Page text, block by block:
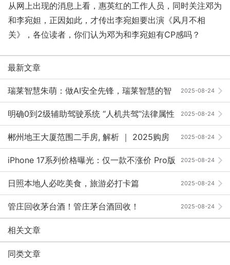
从网上出现的消息上看，惠英红的工作人员，同时关注邓为
和李宛妲，正因如此，才传出李宛妲要出演《风月不相
关》，各位读者，你们认为邓为和李宛妲有CP感吗？
最新文章
2025-08-24
瑞莱智慧朱萌：做AI安全先锋，瑞莱智慧的智
慧与担当 ｜ 2025向新·AI未来 2025-08-24
明确0到2级辅助驾驶系统 “人机共驾”法律属性
2025-08-24
郴州地王大厦范围二手房, 解析 ｜ 2025购房
必看攻略，避坑省钱秘籍，核心价值实测，抢抓30%优
惠！
2025-08-24
iPhone 17系列价格曝光：仅一款不涨价 Pro版
更具性价比 2025-08-24
日照本地人必吃美食，旅游必打卡篇
2025-08-24
管庄回收茅台酒！管庄茅台酒回收！
相关文章
同类文章